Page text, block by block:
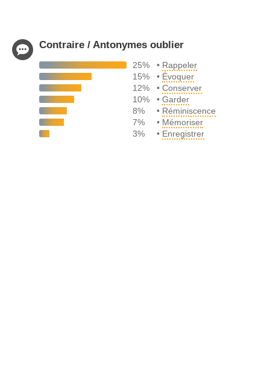
Contraire / Antonymes oublier
25% • Rappeler
15%
• Évoquer
12%
•Conserver
10%
•Garder
8%
• Réminiscence
7%
• Mémoriser
3%
• Enregistrer